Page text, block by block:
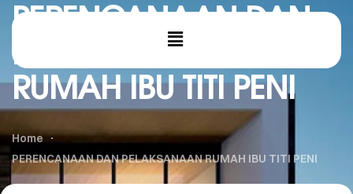
PERENCANAAN DAN
PELAKSANAAN
RUMAH IBU TITI PENI
Home
PERENCANAAN DAN PELAKSANAAN RUMAH IBU TITI PENI